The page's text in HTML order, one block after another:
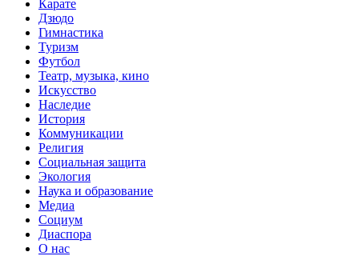
Карате
Дзюдо
Гимнастика
Туризм
Футбол
Театр, музыка, кино
Искусство
Наследие
История
Коммуникации
Религия
Социальная защита
Экология
Наука и образование
Медиа
Социум
Диаспора
О нас